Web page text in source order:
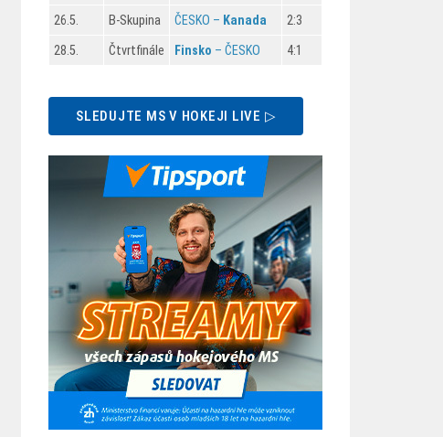
26.5. B-Skupina ČESKO – Kanada 2:3
28.5. Čtvrtfinále Finsko – ČESKO 4:1
SLEDUJTE MS V HOKEJI LIVE ▷